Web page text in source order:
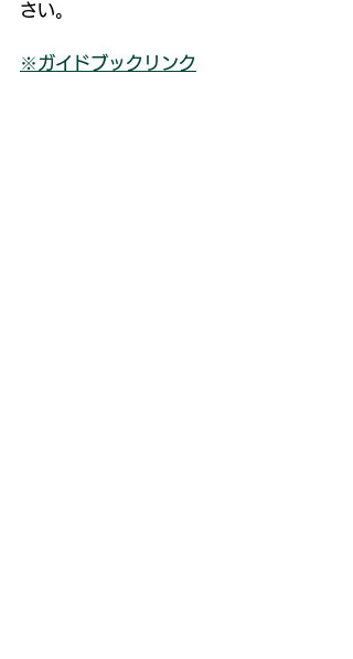
さい。
※ガイドブックリンク